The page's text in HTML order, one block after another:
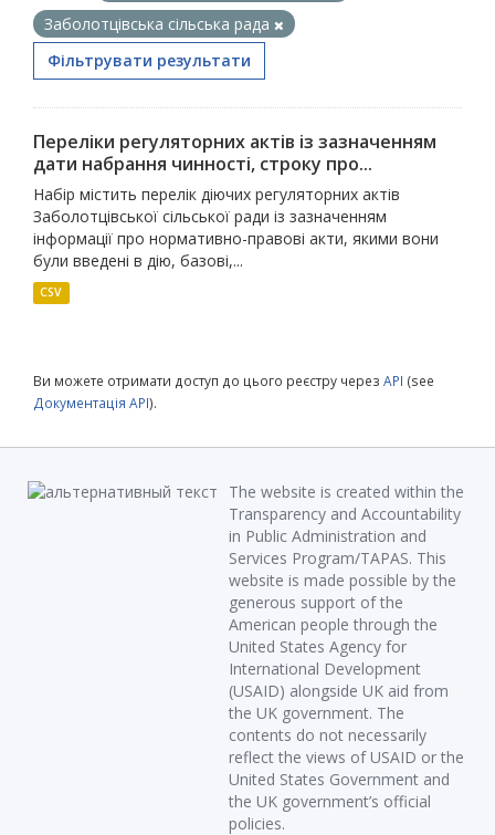
Заболотцівська сільська рада
Фільтрувати результати
Переліки регуляторних актів із зазначенням
дати набрання чинності, строку про...
Набір містить перелік діючих регуляторних актів
Заболотцівської сільської ради із зазначенням
інформації про нормативно-правові акти, якими вони
були введені в дію, базові,...
CSV
Ви можете отримати доступ до цього реєстру через API (see
Документація API).
The website is created within the
Transparency and Accountability
in Public Administration and
Services Program/TAPAS. This
website is made possible by the
generous support of the
American people through the
United States Agency for
International Development
(USAID) alongside UK aid from
the UK government. The
contents do not necessarily
reflect the views of USAID or the
United States Government and
the UK government’s official
policies.